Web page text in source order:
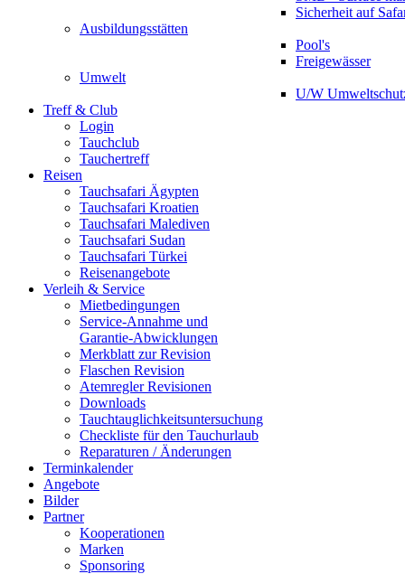
Sicherheit auf
Ausbildungsstätten
Pool's
Freigewässer
Umwelt
U/W
Treff & Club
Login
Tauchclub
Tauchertreff
Reisen
Tauchsafari Ägypten
Tauchsafari Kroatien
Tauchsafari Malediven
Tauchsafari Sudan
Tauchsafari Türkei
Reisenangebote
Verleih & Service
Mietbedingungen
Service-Annahme und
Garantie-Abwicklungen
Merkblatt zur Revision
Flaschen Revision
Atemregler Revisionen
Downloads
Tauchtauglichkeitsuntersuchung
Checkliste für den Tauchurlaub
Reparaturen / Änderungen
Terminkalender
Angebote
Bilder
Partner
Kooperationen
Marken
Sponsoring